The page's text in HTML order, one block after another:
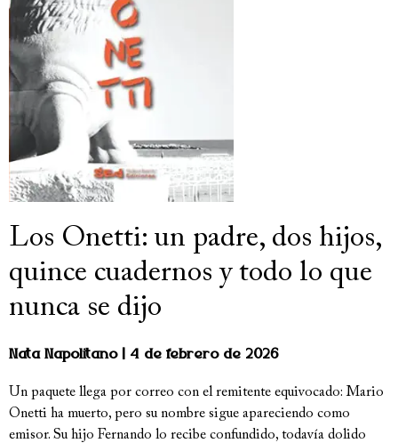
Los Onetti: un padre, dos hijos,
quince cuadernos y todo lo que
nunca se dijo
Nata Napolitano 4 de febrero de 2026
Un paquete llega por correo con el remitente equivocado: Mario
Onetti ha muerto, pero su nombre sigue apareciendo como
emisor. Su hijo Fernando lo recibe confundido, todavía dolido